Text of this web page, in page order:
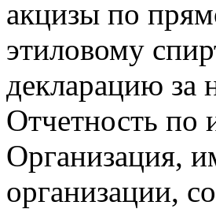
акцизы по
этиловому
декларацию за
Отчетность по
Организация,
организации,